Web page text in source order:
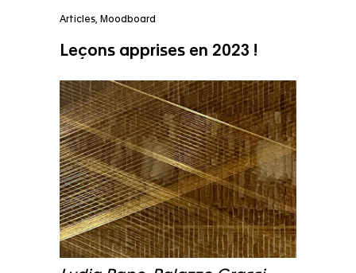
Articles Moodboard
Leçons apprises en 2023 !